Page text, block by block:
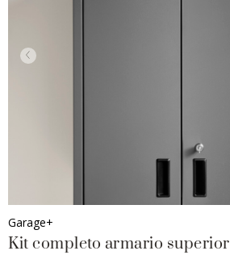
Garage+
Kit completo armario superior